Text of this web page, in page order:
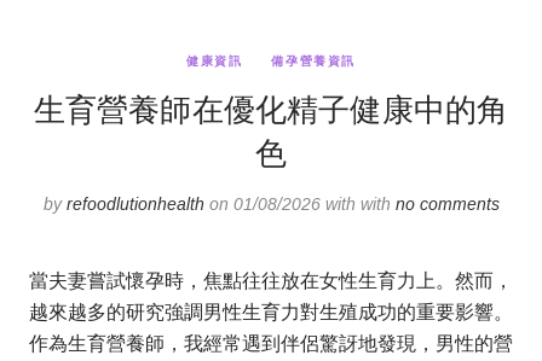
健康資訊 備孕營養資訊
生育營養師在優化精子健康中的角
色
byrefoodlutionhealth on 01/08/2026 with with no comments
當夫妻嘗試懷孕時，焦點往往放在女性生育力上。然而，
越來越多的研究強調男性生育力對生殖成功的重要影響。
作為生育營養師，我經常遇到伴侶驚訝地發現，男性的營